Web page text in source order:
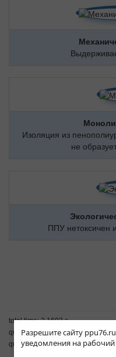
Разрешите сайту
уведомления на рабочий
Изоляция из
не
ППУ нетоксичен
total time: 3.1693 s
query time: 1.5767 s
queries: 289